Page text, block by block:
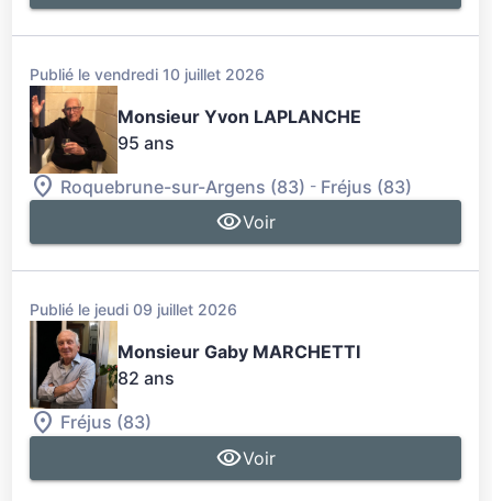
Publié le vendredi 10 juillet 2026
Monsieur Yvon LAPLANCHE
95 ans
Roquebrune-sur-Argens (83) - Fréjus (83)
Voir
Publié le jeudi 09 juillet 2026
Monsieur Gaby MARCHETTI
82 ans
Fréjus (83)
Voir